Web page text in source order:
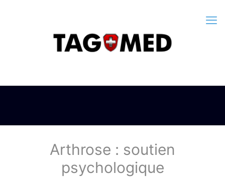
Arthrose : soutien
psychologique